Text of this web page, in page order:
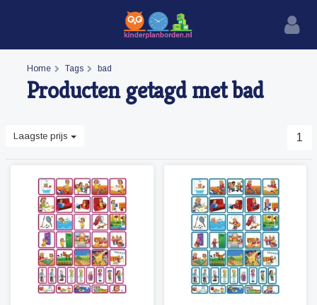
Home Tags bad
Producten getagd met bad
Laagste prijs 1